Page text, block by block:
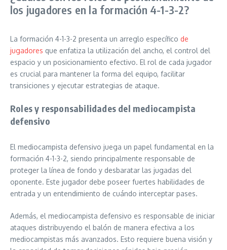
los jugadores en la formación 4-1-3-2?
La formación 4-1-3-2 presenta un arreglo específico de
jugadores que enfatiza la utilización del ancho, el control del
espacio y un posicionamiento efectivo. El rol de cada jugador
es crucial para mantener la forma del equipo, facilitar
transiciones y ejecutar estrategias de ataque.
Roles y responsabilidades del mediocampista
defensivo
El mediocampista defensivo juega un papel fundamental en la
formación 4-1-3-2, siendo principalmente responsable de
proteger la línea de fondo y desbaratar las jugadas del
oponente. Este jugador debe poseer fuertes habilidades de
entrada y un entendimiento de cuándo interceptar pases.
Además, el mediocampista defensivo es responsable de iniciar
ataques distribuyendo el balón de manera efectiva a los
mediocampistas más avanzados. Esto requiere buena visión y